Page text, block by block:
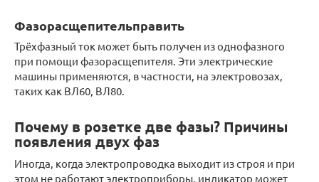
Фазорасщепительправить
Трёхфазный ток может быть получен из однофазного
при помощи фазорасщепителя. Эти электрические
машины применяются, в частности, на электровозах,
таких как ВЛ60, ВЛ80.
Почему в розетке две фазы? Причины
появления двух фаз
Иногда, когда электропроводка выходит из строя и при
этом не работают электроприборы, индикатор может